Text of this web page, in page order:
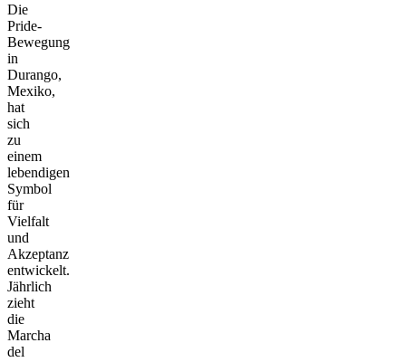
Die
Pride-
Bewegung
in
Durango,
Mexiko,
hat
sich
zu
einem
lebendigen
Symbol
für
Vielfalt
und
Akzeptanz
entwickelt.
Jährlich
zieht
die
Marcha
del